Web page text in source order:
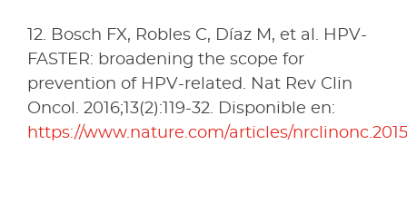
12. Bosch FX, Robles C, Díaz M, et al. HPV-
FASTER: broadening the scope for
prevention of HPV-related. Nat Rev Clin
Oncol. 2016;13(2):119-32. Disponible en:
https://www.nature.com/articles/